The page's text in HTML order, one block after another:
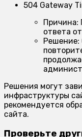
504 Gateway
Причина:
ответа
Решение:
Решения могут
инфраструктуры
рекомендуется
сайта.
Проверьте